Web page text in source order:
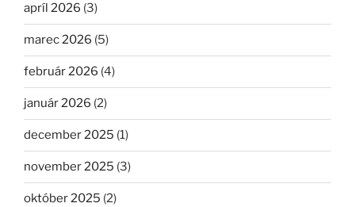
apríl 2026 (3)
marec 2026 (5)
február 2026 (4)
január 2026 (2)
december 2025 (1)
november 2025 (3)
október 2025 (2)